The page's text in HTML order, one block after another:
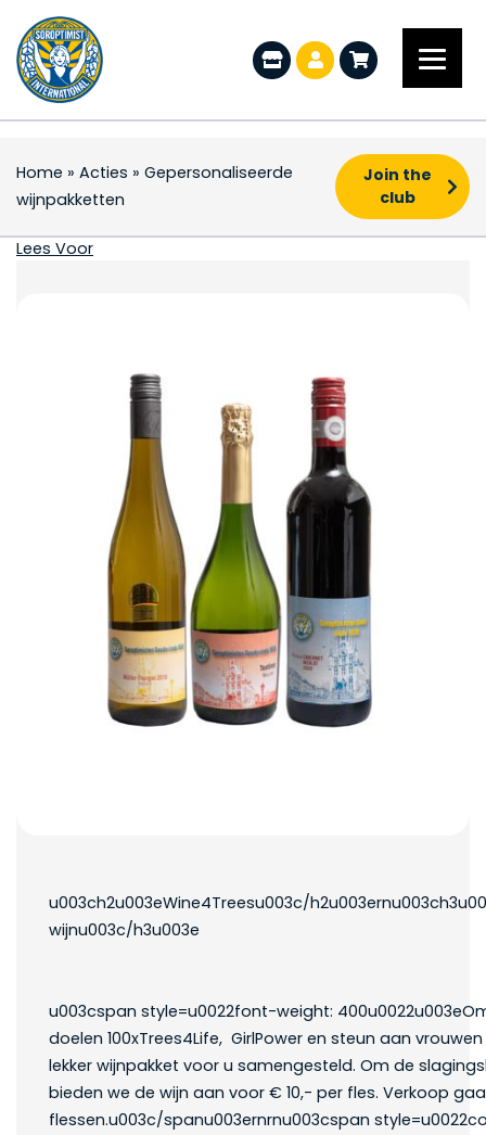
Home » Acties » Gepersonaliseerde
wijnpakketten
Join the
club
Gepersonaliseerde
Lees Voor
u003ch2u003eWine4Treesu003c/
wijnu003c/h3u003e
u003cspan style=u0022font-weight:
doelen 100xTrees4Life, GirlPower en steun aan
lekker wijnpakket voor u samengesteld. Om de
bieden we de wijn aan voor € 10,- per fles. Verkoop
flessen.u003c/spanu003ernrnu003cspan